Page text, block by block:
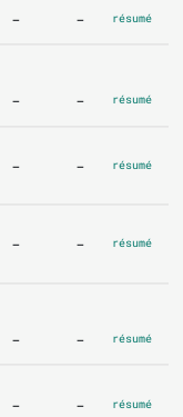
- - résumé
- - résumé
- - résumé
- - résumé
- - résumé
- - résumé